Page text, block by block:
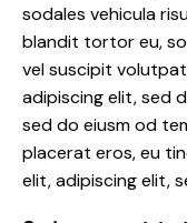
sodales vehicula
blandit tortor eu,
vel suscipit
adipiscing elit, sed
sed do eiusm od
placerat eros, eu
elit, adipiscing elit,